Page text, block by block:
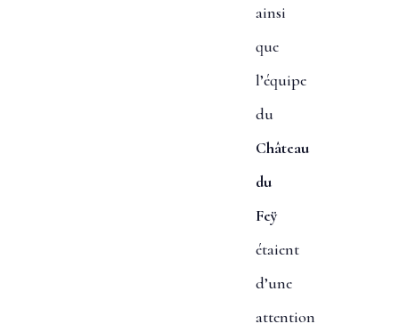
ainsi
que
l’équipe
du
Château
du
Feÿ
étaient
d’une
attention